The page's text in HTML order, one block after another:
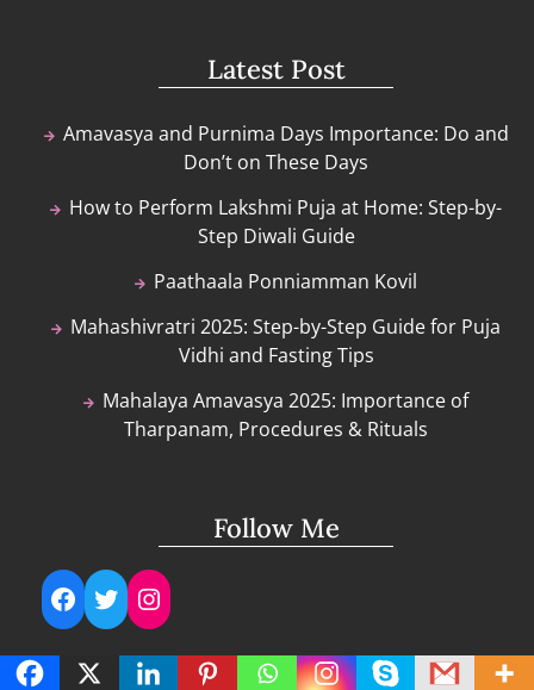
Latest Post
Amavasya and Purnima Days Importance: Do and
Don’t on These Days
How to Perform Lakshmi Puja at Home: Step-by-
Step Diwali Guide
Paathaala Ponniamman Kovil
Mahashivratri 2025: Step-by-Step Guide for Puja
Vidhi and Fasting Tips
Mahalaya Amavasya 2025: Importance of
Tharpanam, Procedures & Rituals
Follow Me
Facebook
TwitterInstagram